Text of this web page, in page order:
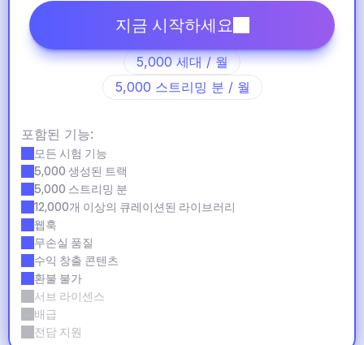
지금 시작하세요
5,000 세대 / 월
5,000 스트리밍 분 / 월
포함된 기능:
모든 시험 기능
5,000 생성된 트랙
5,000 스트리밍 분
12,000개 이상의 큐레이션된 라이브러리
웹훅
무손실 품질
수익 창출 콘텐츠
환불 불가
서브 라이센스
배급
전담 지원